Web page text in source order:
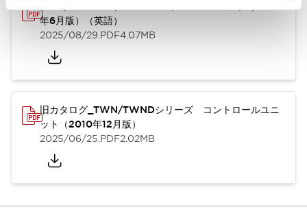
年6月版）（英語）
2025/08/29.PDF4.07MB
旧カタログ_TWN/TWNDシリーズ コントロールユニ
ット（2010年12月版）
2025/06/25.PDF2.02MB